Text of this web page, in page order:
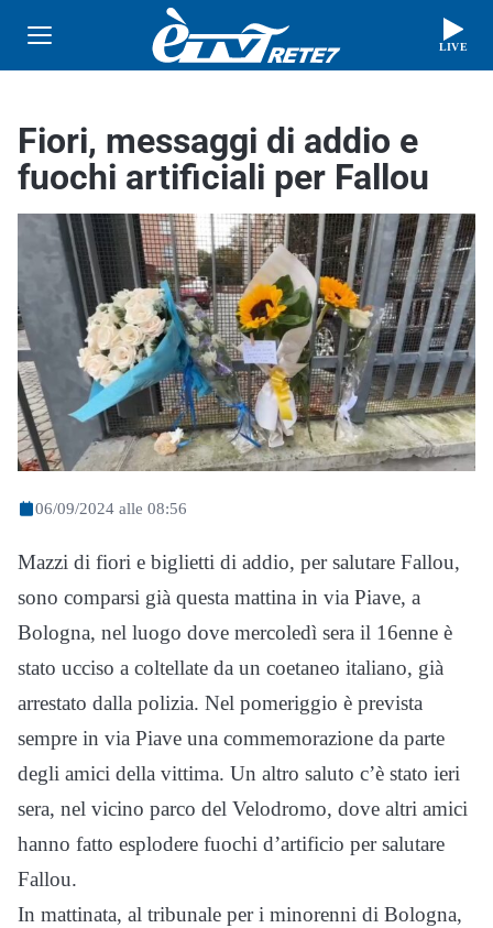
LIVE
Fiori, messaggi di addio e
fuochi artificiali per Fallou
06/09/2024 alle 08:56
Mazzi di fiori e biglietti di addio, per salutare Fallou,
sono comparsi già questa mattina in via Piave, a
Bologna, nel luogo dove mercoledì sera il 16enne è
stato ucciso a coltellate da un coetaneo italiano, già
arrestato dalla polizia. Nel pomeriggio è prevista
sempre in via Piave una commemorazione da parte
degli amici della vittima. Un altro saluto c’è stato ieri
sera, nel vicino parco del Velodromo, dove altri amici
hanno fatto esplodere fuochi d’artificio per salutare
Fallou.
In mattinata, al tribunale per i minorenni di Bologna,